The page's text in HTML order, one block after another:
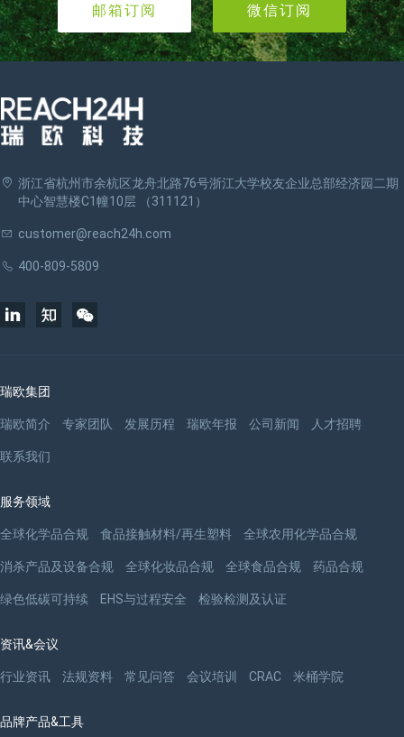
邮箱订阅 微信订阅
浙江省杭州市余杭区龙舟北路76号浙江大学校友企业总部经济园二期
中心智慧楼C1幢10层 （311121）
customer@reach24h.com
400-809-5809
瑞欧集团
瑞欧简介 专家团队 发展历程 瑞欧年报 公司新闻 人才招聘
联系我们
服务领域
全球化学品合规 食品接触材料/再生塑料 全球农用化学品合规
消杀产品及设备合规 全球化妆品合规 全球食品合规 药品合规
绿色低碳可持续 EHS与过程安全 检验检测及认证
资讯&会议
行业资讯 法规资料 常见问答 会议培训 CRAC 米桶学院
品牌产品&工具